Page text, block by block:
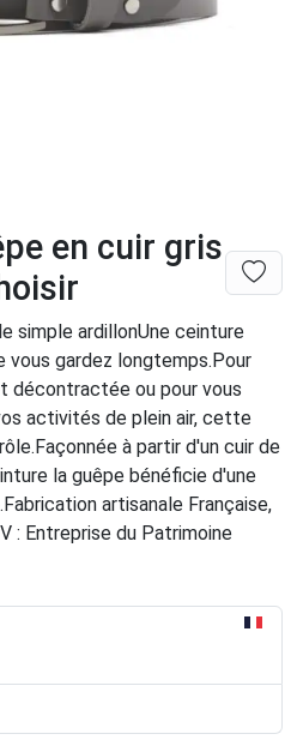
en cuir gris
simple ardillonUne ceinture
gardez longtemps.Pour
décontractée ou pour vous
activités de plein air, cette
à partir d'un cuir de
la guêpe bénéficie d'une
artisanale Française,
: Entreprise du Patrimoine